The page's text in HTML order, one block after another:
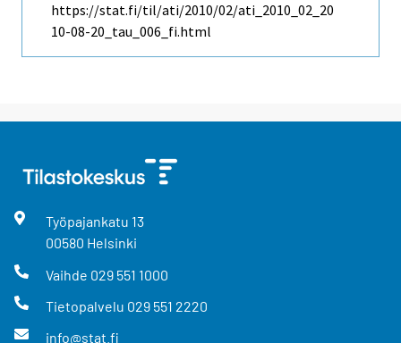
https://stat.fi/til/ati/2010/02/ati_2010_02_20
10-08-20_tau_006_fi.html
Työpajankatu 13
00580 Helsinki
Vaihde 029 551 1000
Tietopalvelu 029 551 2220
info@stat.fi